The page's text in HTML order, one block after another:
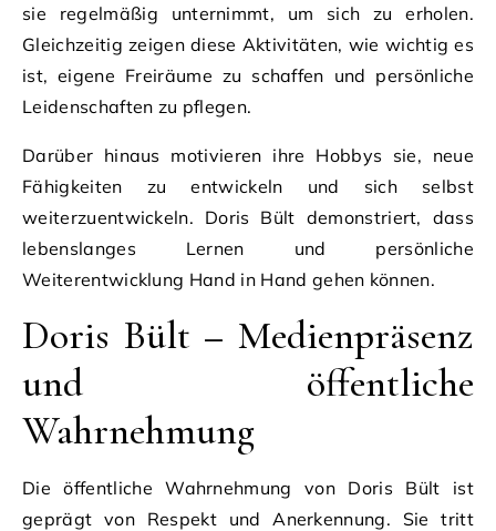
sie regelmäßig unternimmt, um sich zu erholen.
Gleichzeitig zeigen diese Aktivitäten, wie wichtig es
ist, eigene Freiräume zu schaffen und persönliche
Leidenschaften zu pflegen.
Darüber hinaus motivieren ihre Hobbys sie, neue
Fähigkeiten zu entwickeln und sich selbst
weiterzuentwickeln. Doris Bült demonstriert, dass
lebenslanges Lernen und persönliche
Weiterentwicklung Hand in Hand gehen können.
Doris Bült – Medienpräsenz
und öffentliche
Wahrnehmung
Die öffentliche Wahrnehmung von Doris Bült ist
geprägt von Respekt und Anerkennung. Sie tritt